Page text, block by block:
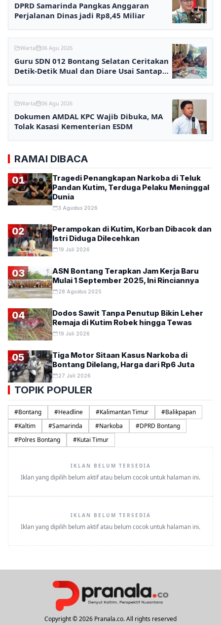
DPRD Samarinda Pangkas Anggaran
Perjalanan Dinas jadi Rp8,45 Miliar
Warta 06 Agu 2026
Guru SDN 012 Bontang Selatan Ceritakan
Detik-Detik Mual dan Diare Usai Santap
Warta 06 Agu 2026
Dokumen AMDAL KPC Wajib Dibuka, MA
Tolak Kasasi Kementerian ESDM
RAMAI DIBACA
01
Tragedi Penangkapan Narkoba di Teluk
Pandan Kutim, Terduga Pelaku Meninggal
Dunia
3 Agustus 2026
02
Perampokan di Kutim, Korban Dibacok dan
Istri Diduga Dilecehkan
19 Juli 2026
03
ASN Bontang Terapkan Jam Kerja Baru
Mulai 1 September 2025, Ini Rinciannya
28 Agustus 2025
04
Dodos Sawit Tanpa Penutup Bikin Leher
Remaja di Kutim Robek hingga Tewas
19 Juli 2026
05
Tiga Motor Sitaan Kasus Narkoba di
Bontang Dilelang, Harga dari Rp6 Juta
27 Juli 2026
TOPIK POPULER
#Bontang #Headline #Kalimantan Timur #Balikpapan
#Kaltim #Samarinda #Narkoba #DPRD Bontang
#Polres Bontang #Kutai Timur
IKLAN BELUM TERSEDIA
Iklan yang dipilih belum aktif atau belum cocok untuk halaman ini.
IKLAN BELUM TERSEDIA
Iklan yang dipilih belum aktif atau belum cocok untuk halaman ini.
Copyright © 2026 Pranala.co. All rights reserved